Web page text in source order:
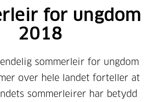
for ungdom
2018
sommerleir for ungdom
over hele landet forteller at
sommerleirer har betydd